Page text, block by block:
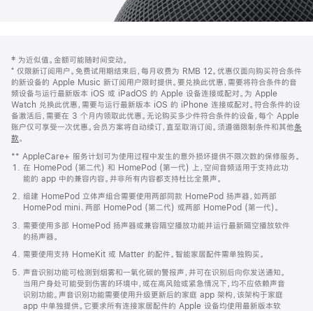
页
页
脚
注
‡ 为近似值。金额可能随时间变动。
⁺ 仅限新订阅用户。免费试用期结束后，每月收费为 RMB 12。优惠仅面向购买符合条件
的新设备的 Apple Music 新订阅用户限时提供。要兑换此优惠，需要将符合条件的音
频设备与运行最新版本 iOS 或 iPadOS 的 Apple 设备连接或配对。为 Apple
Watch 兑换此优惠，需要与运行最新版本 iOS 的 iPhone 连接或配对。符合条件的设
备激活后，需要在 3 个月内领取此优惠。无论购买多少件符合条件的设备，每个 Apple
账户仅可享受一次优惠。会员方案将自动续订，直至取消订阅。须遵循限制条件和其他条
款。
窗
口
中
打
开)
** AppleCare+ 服务计划可为使用过程中发生的意外损坏提供不限次数的保修服务。
在 HomePod (第二代) 和 HomePod (第一代) 上，空间音频适用于支持此功
能的 app 中的兼容内容。并非所有内容都支持杜比全景声。
组建 HomePod 立体声组合需要使用两部同款 HomePod 扬声器，如两部
HomePod mini、两部 HomePod (第二代) 或两部 HomePod (第一代)。
需要使用多部 HomePod 扬声器或兼容隔空播放功能并运行最新隔空播放软件
的扬声器。
需要使用支持 HomeKit 或 Matter 的配件。智能家居配件需单独购买。
声音识别功能可检测到烟雾和一氧化碳的警报声，并可在识别后向你发送通知。
当用户身处可能受到伤害的环境中，或在高风险或紧急情况下，均不应依赖声音
识别功能。声音识别功能需要使用升级更新后的家庭 app 架构，该架构于家庭
app 中单独提供。它要求所有连接家居配件的 Apple 设备均使用最新版本软